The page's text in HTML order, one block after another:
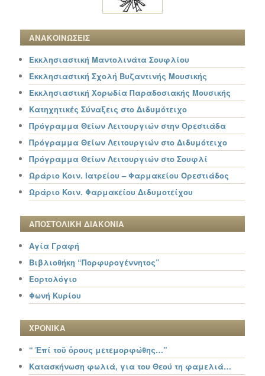
ΑΝΑΚΟΙΝΩΣΕΙΣ
Εκκλησιαστική Μαντολινάτα Σουφλίου
Εκκλησιαστική Σχολή Βυζαντινής Μουσικής
Εκκλησιαστική Χορωδία Παραδοσιακής Μουσικής
Κατηχητικές Σύναξεις στο Διδυμότειχο
Πρόγραμμα Θείων Λειτουργιών στην Ορεστιάδα
Πρόγραμμα Θείων Λειτουργιών στο Διδυμότειχο
Πρόγραμμα Θείων Λειτουργιών στο Σουφλί
Ωράριο Κοιν. Ιατρείου – Φαρμακείου Ορεστιάδος
Ωράριο Κοιν. Φαρμακείου Διδυμοτείχου
ΑΠΟΣΤΟΛΙΚΗ ΔΙΑΚΟΝΙΑ
Αγία Γραφή
Βιβλιοθήκη “Πορφυρογέννητος”
Εορτολόγιο
Φωνή Κυρίου
ΧΡΟΝΙΚΑ
“ Ἐπί τοῦ ὄρους μετεμορφώθης…”
Κατασκήνωση φωλιά, για του Θεού τη φαμελιά…